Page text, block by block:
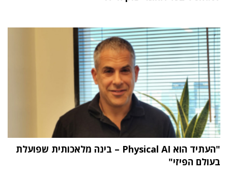
"העתיד הוא Physical AI – בינה מלאכותית שפועלת
בעולם הפיזי"